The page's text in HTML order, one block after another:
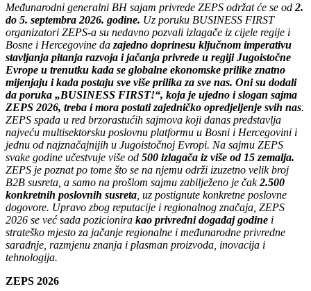
Međunarodni generalni BH sajam privrede ZEPS održat će se od 2.
do 5. septembra 2026. godine. Uz poruku BUSINESS FIRST
organizatori ZEPS-a su nedavno pozvali izlagače iz cijele regije i
Bosne i Hercegovine da zajedno doprinesu ključnom imperativu
stavljanja pitanja razvoja i jačanja privrede u regiji Jugoistočne
Evrope u trenutku kada se globalne ekonomske prilike znatno
mijenjaju i kada postaju sve više prilika za sve nas. Oni su dodali
da poruka „BUSINESS FIRST!“, koja je ujedno i slogan sajma
ZEPS 2026, treba i mora postati zajedničko opredjeljenje svih nas.
ZEPS spada u red brzorastućih sajmova koji danas predstavlja
najveću multisektorsku poslovnu platformu u Bosni i Hercegovini i
jednu od najznačajnijih u Jugoistočnoj Evropi. Na sajmu ZEPS
svake godine učestvuje više od 500 izlagača iz više od 15 zemalja.
ZEPS je poznat po tome što se na njemu održi izuzetno velik broj
B2B susreta, a samo na prošlom sajmu zabilježeno je čak2.500
konkretnih poslovnih susreta , uz postignute konkretne poslovne
dogovore. Upravo zbog reputacije i regionalnog značaja, ZEPS
2026 se već sada pozicionira kao privredni događaj godine i
strateško mjesto za jačanje regionalne i međunarodne privredne
saradnje, razmjenu znanja i plasman proizvoda, inovacija i
tehnologija.
ZEPS 2026